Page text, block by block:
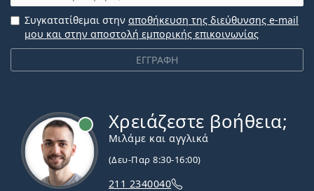
ΕΓΓΡΑΦΗ
Συγκατατίθεμαι στην αποθήκευση της διεύθυνσης e-mail
μου και στην αποστολή εμπορικής επικοινωνίας
Χρειάζεστε βοήθεια;
Μιλάμε και αγγλικά
(Δευ-Παρ 8:30-16:00)
211 2340040